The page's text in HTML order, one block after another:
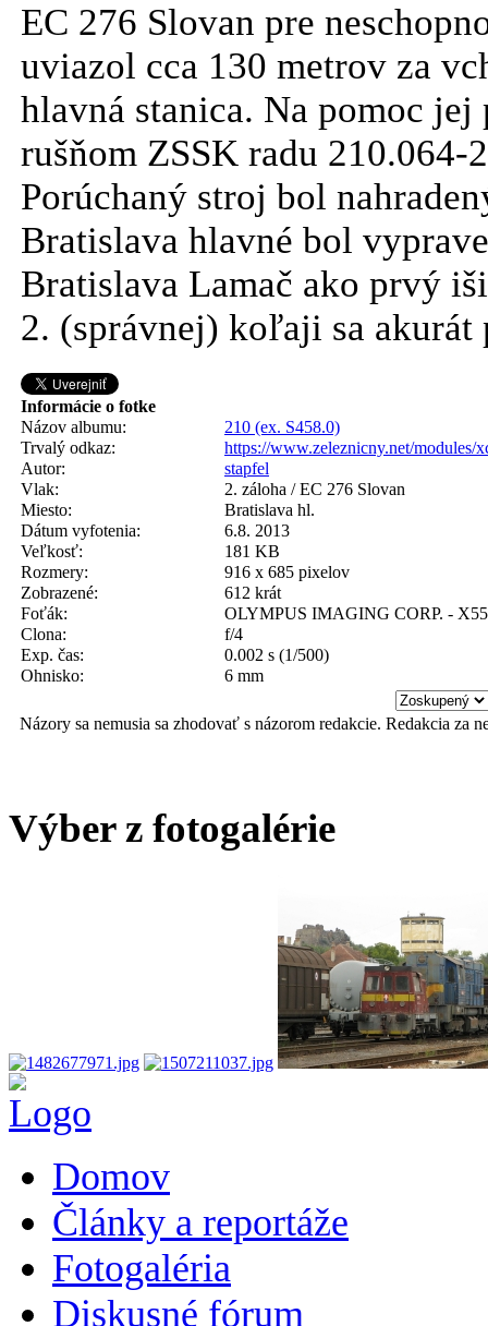
EC 276 Slovan pre
uviazol cca 130 metrov za
hlavná stanica. Na pomoc jej
rušňom ZSSK radu 210.064-
Porúchaný stroj bol
Bratislava hlavné bol
Bratislava Lamač ako prvý
2. (správnej) koľaji sa
Informácie o fotke
Názov albumu:
210 (ex. S458.0)
Trvalý odkaz:
https://www.zeleznicny.net/modules/
Autor:
stapfel
Vlak:
2. záloha / EC 276 Slovan
Miesto:
Bratislava hl.
Dátum vyfotenia:
6.8. 2013
Veľkosť:
181 KB
Rozmery:
916 x 685 pixelov
Zobrazené:
612 krát
Foťák:
OLYMPUS IMAGING CORP. -
Clona:
f/4
Exp. čas:
0.002 s (1/500)
Ohnisko:
6 mm
Názory sa nemusia sa zhodovať s názorom redakcie. Redakcia za
Výber z fotogalérie
Domov
Články a reportáže
Fotogaléria
Diskusné fórum